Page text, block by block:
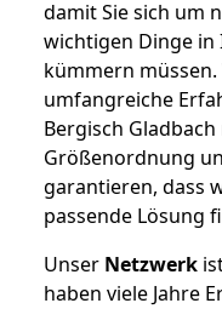
damit Sie sich um
wichtigen Dinge in
kümmern
umfangreiche
Bergisch
Größenordnung
garantieren, dass
passende Lösung
Unser Netzwerk
haben viele Jahre